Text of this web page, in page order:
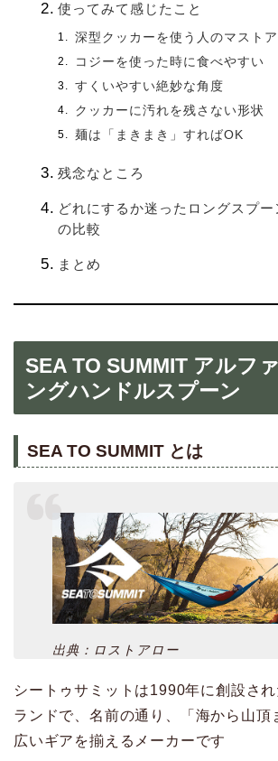
使ってみて感じたこと
深型クッカーを使う人のマスト
コジーを使った時に食べやすい
すくいやすい絶妙な角度
クッカーに汚れを残さない形状
麺は「まきまき」すればOK
残念なところ
どれにするか迷ったロングスプー
の比較
まとめ
SEA TO SUMMIT アルフ
ングハンドルスプーン
SEA TO SUMMIT とは
出典：ロストアロー
シートゥサミットは1990年に創設さ
ランドで、名前の通り、「海から山頂
広いギアを揃えるメーカーです